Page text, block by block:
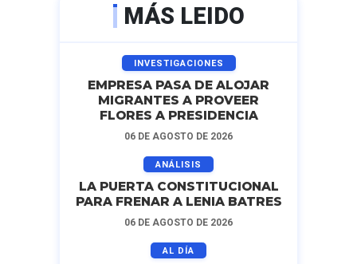
MÁS LEIDO
INVESTIGACIONES
EMPRESA PASA DE ALOJAR
MIGRANTES A PROVEER
FLORES A PRESIDENCIA
06 DE AGOSTO DE 2026
ANÁLISIS
LA PUERTA CONSTITUCIONAL
PARA FRENAR A LENIA BATRES
06 DE AGOSTO DE 2026
AL DÍA